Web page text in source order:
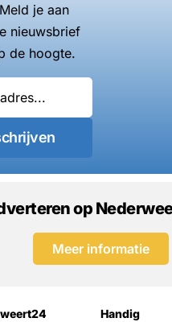
je aan
nieuwsbrief
de hoogte.
op
Meer informatie
Handig